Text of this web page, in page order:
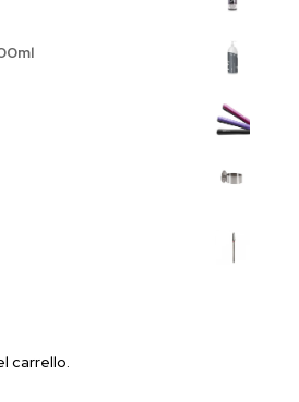
carrello.